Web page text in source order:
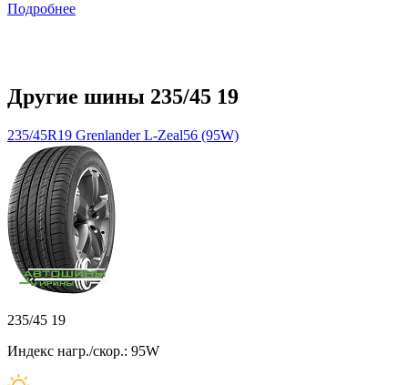
Подробнее
Другие шины 235/45 19
235/45R19 Grenlander L-Zeal56 (95W)
235/45 19
Индекс нагр./скор.: 95W